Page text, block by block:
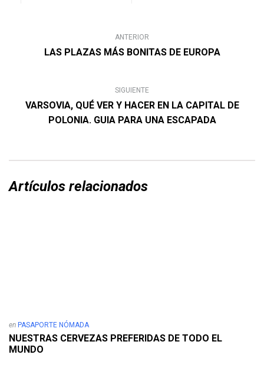
ANTERIOR
LAS PLAZAS MÁS BONITAS DE EUROPA
SIGUIENTE
VARSOVIA, QUÉ VER Y HACER EN LA CAPITAL DE
POLONIA. GUIA PARA UNA ESCAPADA
Artículos relacionados
en PASAPORTE NÓMADA
NUESTRAS CERVEZAS PREFERIDAS DE TODO EL
MUNDO